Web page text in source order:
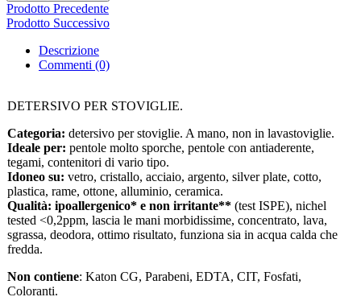
Prodotto Precedente
Prodotto Successivo
Descrizione
Commenti (0)
DETERSIVO PER STOVIGLIE.
Categoria: detersivo per stoviglie. A mano, non in lavastoviglie.
Ideale per: pentole molto sporche, pentole con antiaderente,
tegami, contenitori di vario tipo.
Idoneo su: vetro, cristallo, acciaio, argento, silver plate, cotto,
plastica, rame, ottone, alluminio, ceramica.
Qualità: ipoallergenico* e non irritante** (test ISPE), nichel
tested <0,2ppm, lascia le mani morbidissime, concentrato, lava,
sgrassa, deodora, ottimo risultato, funziona sia in acqua calda che
fredda.
Non contiene: Katon CG, Parabeni, EDTA, CIT, Fosfati,
Coloranti.